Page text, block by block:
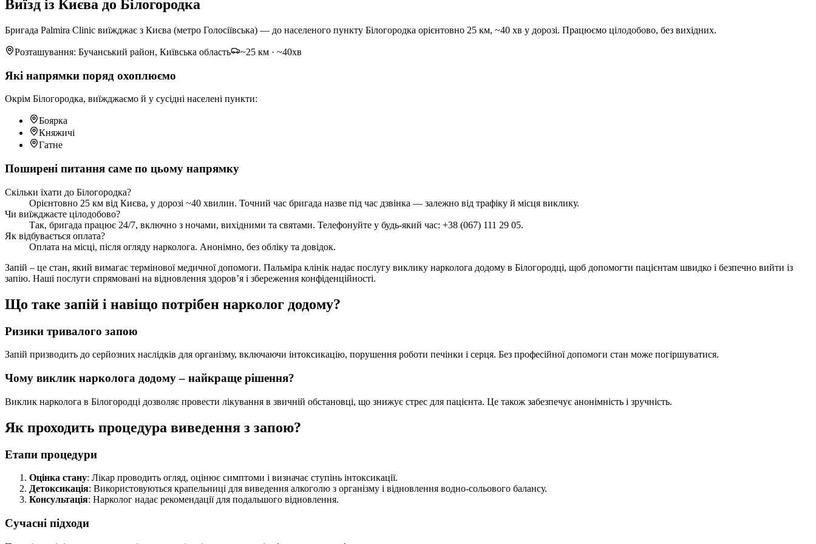
Виїзд із Києва до Білогородка
Бригада Palmira Clinic виїжджає з Києва (метро Голосіївська) — до населеного пункту Білогородка орієнтовно 25 км, ~40 хв у дорозі. Працюємо цілодобово, без вихідних.
Розташування: Бучанський район, Київська область ~25 км · ~40хв
Які напрямки поряд охоплюємо
Окрім Білогородка, виїжджаємо й у сусідні населені пункти:
Боярка
Княжичі
Гатне
Поширені питання саме по цьому напрямку
Скільки їхати до Білогородка?
Орієнтовно 25 км від Києва, у дорозі ~40 хвилин. Точний час бригада назве під час дзвінка — залежно від трафіку й місця виклику.
Чи виїжджаєте цілодобово?
Так, бригада працює 24/7, включно з ночами, вихідними та святами. Телефонуйте у будь-який час: +38 (067) 111 29 05.
Як відбувається оплата?
Оплата на місці, після огляду нарколога. Анонімно, без обліку та довідок.
Запій – це стан, який вимагає термінової медичної допомоги. Пальміра клінік надає послугу виклику нарколога додому в Білогородці, щоб допомогти пацієнтам швидко і безпечно вийти із
запію. Наші послуги спрямовані на відновлення здоров’я і збереження конфіденційності.
Що таке запій і навіщо потрібен нарколог додому?
Ризики тривалого запою
Запій призводить до серйозних наслідків для організму, включаючи інтоксикацію, порушення роботи печінки і серця. Без професійної допомоги стан може погіршуватися.
Чому виклик нарколога додому – найкраще рішення?
Виклик нарколога в Білогородці дозволяє провести лікування в звичній обстановці, що знижує стрес для пацієнта. Це також забезпечує анонімність і зручність.
Як проходить процедура виведення з запою?
Етапи процедури
Оцінка стану: Лікар проводить огляд, оцінює симптоми і визначає ступінь інтоксикації.
Детоксикація: Використовуються крапельниці для виведення алкоголю з організму і відновлення водно-сольового балансу.
Консультація: Нарколог надає рекомендації для подальшого відновлення.
Сучасні підходи